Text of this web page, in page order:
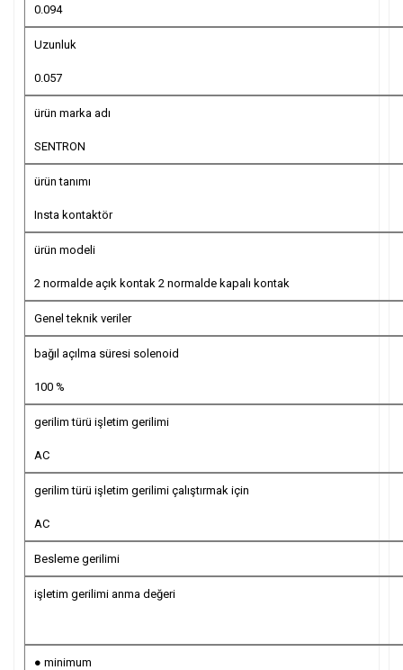
0.094
Uzunluk
0.057
ürün marka adı
SENTRON
ürün tanımı
Insta kontaktör
ürün modeli
2 normalde açık kontak 2 normalde kapalı kontak
Genel teknik veriler
bağıl açılma süresi solenoid
100 %
gerilim türü işletim gerilimi
AC
gerilim türü işletim gerilimi çalıştırmak için
AC
Besleme gerilimi
işletim gerilimi anma değeri
● minimum